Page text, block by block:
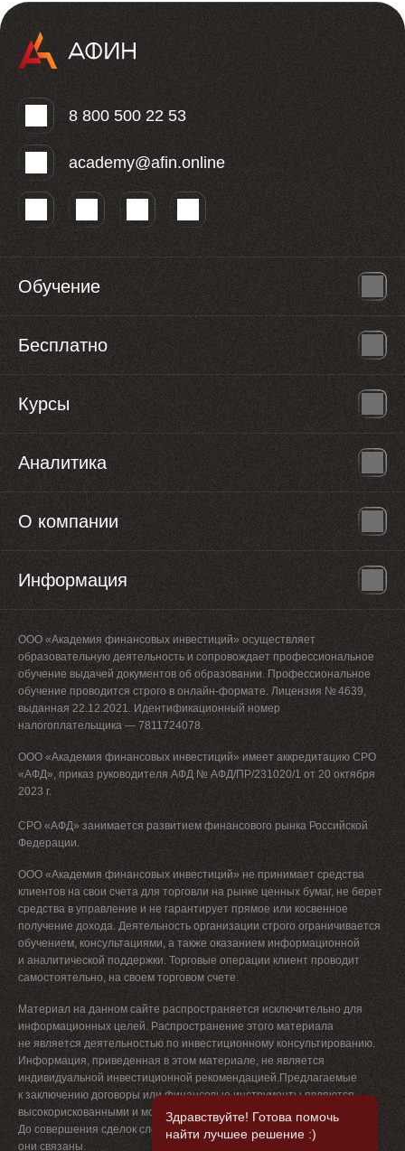
8 800 500 22 53
academy@afin.online
Обучение
Бесплатно
Курсы
Аналитика
О компании
Информация
ООО «Академия финансовых инвестиций» осуществляет
образовательную деятельность и сопровождает профессиональное
обучение выдачей документов об образовании. Профессиональное
обучение проводится строго в онлайн-формате. Лицензия № 4639,
выданная 22.12.2021. Идентификационный номер
налогоплательщика — 7811724078.
ООО «Академия финансовых инвестиций» имеет аккредитацию СРО
«АФД», приказ руководителя АФД № АФД/ПР/231020/1 от 20 октября
2023 г.
СРО «АФД» занимается развитием финансового рынка Российской
Федерации.
ООО «Академия финансовых инвестиций» не принимает средства
клиентов на свои счета для торговли на рынке ценных бумаг, не берет
средства в управление и не гарантирует прямое или косвенное
получение дохода. Деятельность организации строго ограничивается
обучением, консультациями, а также оказанием информационной
и аналитической поддержки. Торговые операции клиент проводит
самостоятельно, на своем торговом счете.
Материал на данном сайте распространяется исключительно для
информационных целей. Распространение этого материала
не является деятельностью по инвестиционному консультированию.
Информация, приведенная в этом материале, не является
индивидуальной инвестиционной рекомендацией.Предлагаемые
к заключению договоры или финансовые инструменты являются
высокорискованными и могут привести к потере денежных средств.
До совершения сделок следует ознакомиться с рисками, с которыми
они связаны.
Здравствуйте! Готова помочь
найти лучшее решение :)